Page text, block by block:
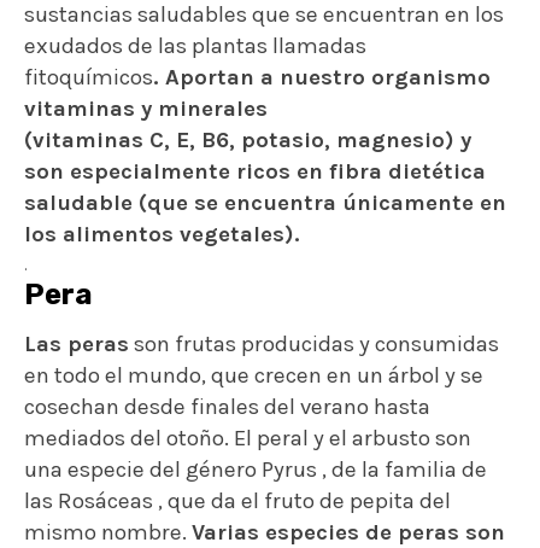
sustancias saludables que se encuentran en los
exudados de las plantas llamadas
fitoquímicos. Aportan a nuestro organismo
vitaminas y minerales
(vitaminas C, E, B6, potasio, magnesio) y
son especialmente ricos en fibra dietética
saludable (que se encuentra únicamente en
los alimentos vegetales).
.
Pera
Las peras son frutas producidas y consumidas
en todo el mundo, que crecen en un árbol y se
cosechan desde finales del verano hasta
mediados del otoño. El peral y el arbusto son
una especie del género Pyrus , de la familia de
las Rosáceas , que da el fruto de pepita del
mismo nombre. Varias especies de peras son